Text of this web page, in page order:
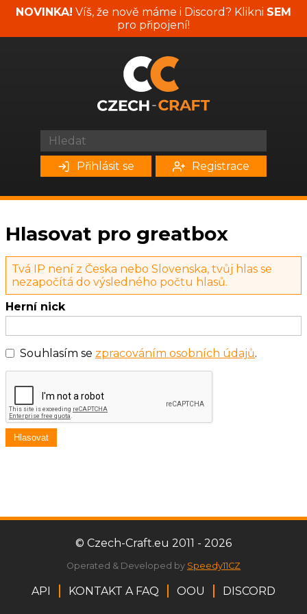
NOVINKA! Víš, že nově máme i Discord? Klikni SEM
pro připojení!
Přihlásit se Registrace
Hlasovat pro greatbox
Tvá IP není z Česka nebo Slovenska, tvůj hlas se
nezapočítá do výsledného počtu hlasů.
Herní nick
Souhlasím se zpracováním osobních údajů.
Hlasovat
© Czech-Craft.eu 2011 - 2026
Operated & Developed by Speedy11CZ
API KONTAKT A FAQ OOU DISCORD